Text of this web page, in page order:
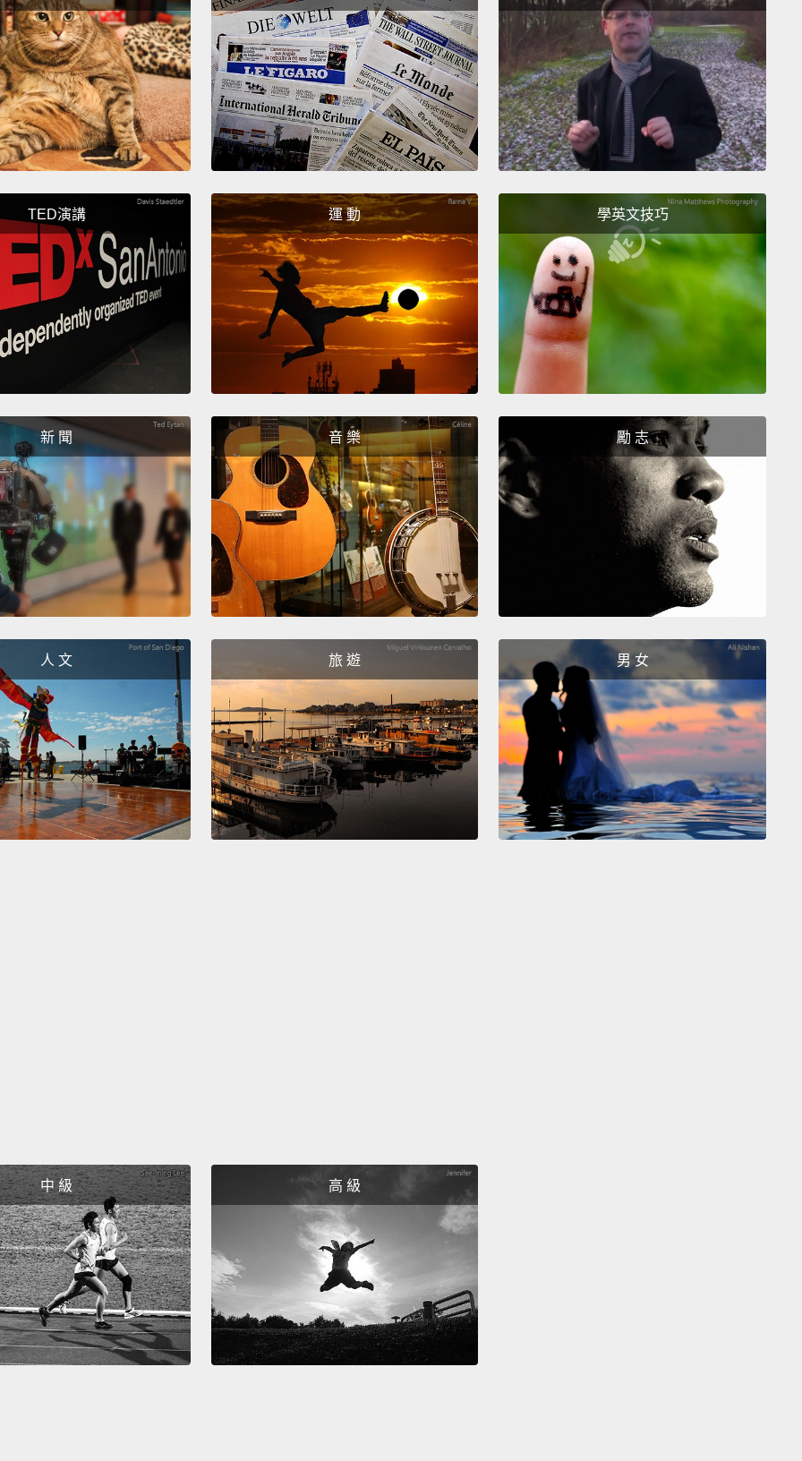
ingredients are nutritious.
有機也代表沒有東西被暴露在輻射線下，有些製造商就這樣做
來消毒食物。還有沒有工業溶劑被用來清洗東西。此外，有機
也代表不能有化學食品添加劑，一些食物內所含有、讓它們能
異常長時間保鮮的那種添加劑。如果是肉類的話，不含經常使
用、打進動物體內的抗生素或荷爾蒙。這全部都很重要。不過
注意，有機不見得代表那些原料是有營養的。
So if you care about healthy foods, it's more important to
just eat whole foods, mostly fruits and vegetables, and
avoid package-like substances. And yeah, that includes
organic Cheesy Mac.
And here's a really big tip:
pronounce all the ingredients in a package you're
then you're on the right track.
的，那大多是水果和蔬菜，並避免盒裝那種物品。對，那就包
括有機起司通心粉。這裡是非常重要的一招：如果你可以念出
手裡拿的包裝上的所有成分，那你就買對了。
Hey, this is John from Epipheo.
Subscribe yourself to the
channel—you won't regret it.
Also, we wanna know in the
comments:
What foods do you think are important to buy
hear your thoughts on that.
嘿，我是 Epipheo 的約翰。訂閱這頻道－－你不會後悔的。還
有，我們想在留言區了解：什麼是你認為買有機很重要的食
物，什麼是沒什麼差別的食物？我們想聽聽你對那的看法。
Also, next week we're talking with an MIT professor about
He uses math to study weight loss.
And it's gonna be something you've never heard before.
TED演講 運 動 學英文技巧
新 聞 音 樂 勵 志
人 文 旅 遊 男 女
中 級 高 級